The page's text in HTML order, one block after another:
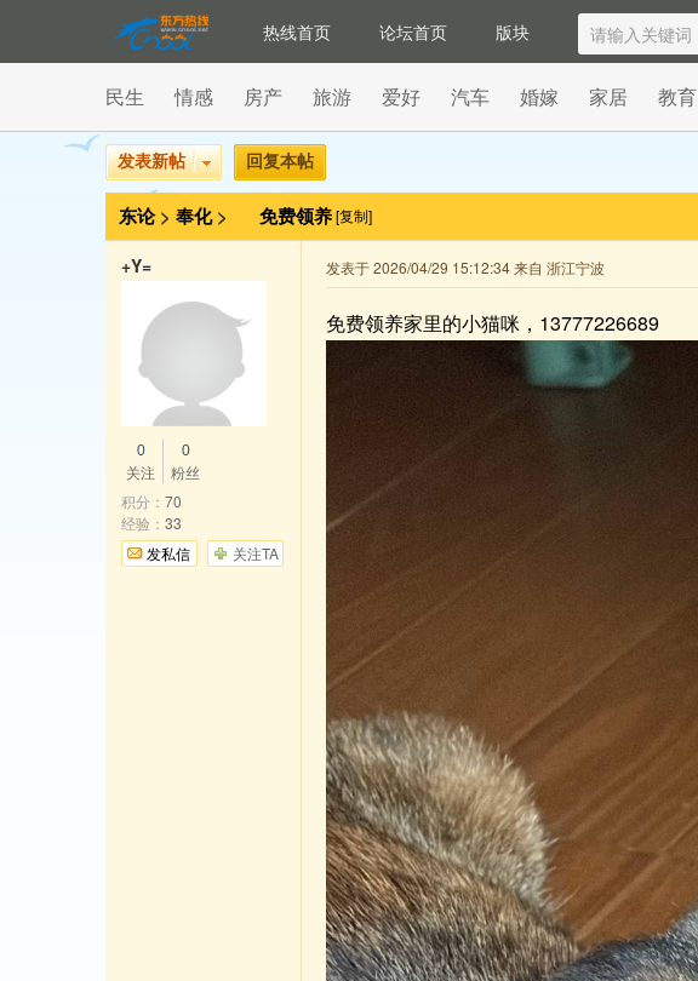
热线首页 论坛首页 版块
民生 情感 房产 旅游 爱好 汽车 婚嫁 家居 教育
发表新帖 回复本帖
东论 > 奉化 > 免费领养[复制]
发表于 2026/04/29 15:12:34 来自 浙江宁波
免费领养家里的小猫咪，13777226689
+Y=
0
关注
0
粉丝
积分： 70
经验： 33
发私信
关注TA